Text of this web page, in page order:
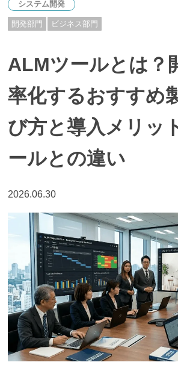
システム開発
開発部門 ビジネス部門
ALMツールとは？
率化するおすすめ
び方と導入メリッ
ールとの違い
2026.06.30